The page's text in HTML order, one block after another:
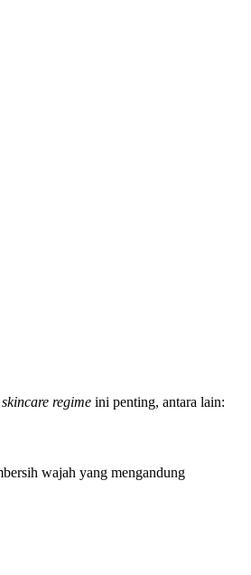
skincare regime ini penting, antara lain:
wajah yang mengandung